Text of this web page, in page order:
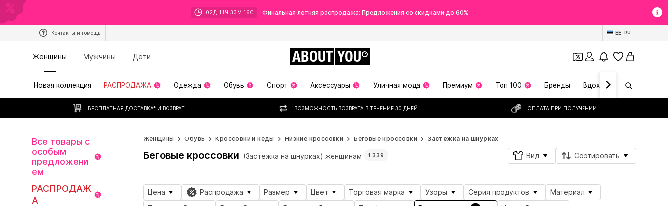
02 Д 11 Ч 33 М 14 С Финальная летняя распродажа: Предложения со скидками до 60%
Контакты и помощь EE RU
Женщины Мужчины Дети ABOUT YOU
Новая коллекция РАСПРОДАЖА Одежда Обувь Спорт Аксессуары Уличная мода Премиум Топ 100 Бренды Вдохновение
БЕСПЛАТНАЯ ДОСТАВКА* И ВОЗВРАТ ВОЗМОЖНОСТЬ ВОЗВРАТА В ТЕЧЕНИЕ 30 ДНЕЙ ОПЛАТА ПРИ ПОЛУЧЕНИИ
Все товары с
особым
предложени
ем
РАСПРОДАЖ
А
Женщины Обувь Кроссовки и кеды Низкие кроссовки Беговые кроссовки Застежка на шнурках
Беговые кроссовки (Застежка на шнурках) женщинам 1 339 Вид Сортировать
Цена Распродажа Размер Цвет Торговая марка Узоры Серия продуктов
Материал